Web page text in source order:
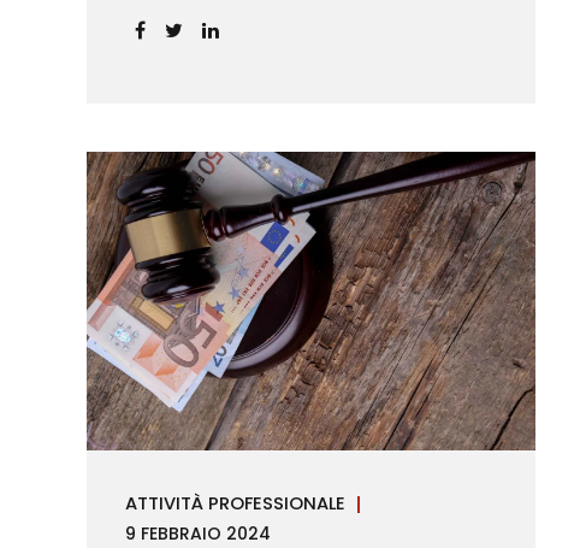
ATTIVITÀ PROFESSIONALE
9 FEBBRAIO 2024